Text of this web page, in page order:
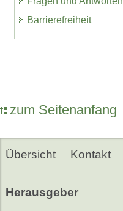
Barrierefreiheit
zum Seitenanfang
Übersicht Kontakt
Herausgeber